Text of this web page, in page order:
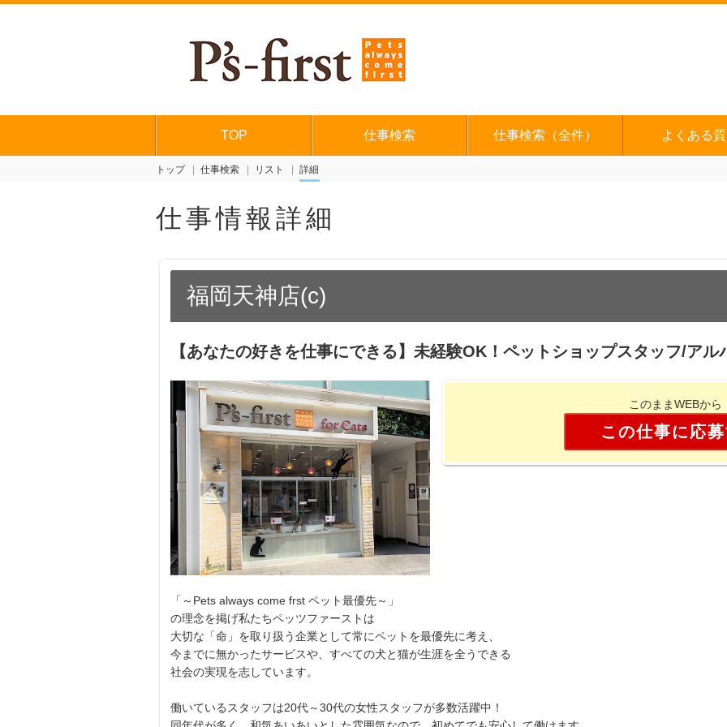
TOP 仕事検索 仕事検索（全件） よくある
トップ 仕事検索 リスト 詳細
仕事情報詳細
福岡天神店(c)
【あなたの好きを仕事にできる】未経験OK！ペットショップスタッフ/アル
このままWEBから
この仕事に応
「～Pets always come frst ペット最優先～」
の理念を掲げ私たちペッツファーストは
大切な「命」を取り扱う企業として常にペットを最優先に考え、
今までに無かったサービスや、すべての犬と猫が生涯を全うできる
社会の実現を志しています。
働いているスタッフは20代～30代の女性スタッフが多数活躍中！